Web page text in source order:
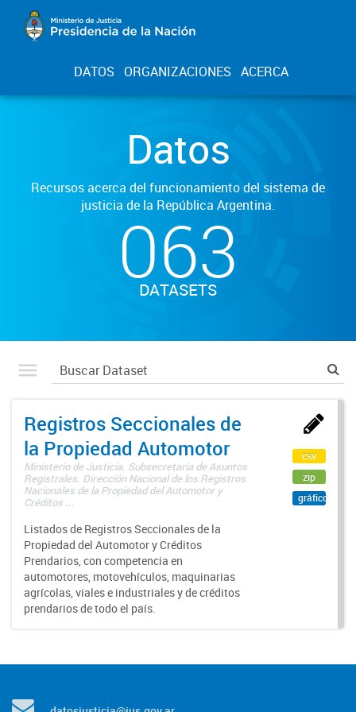
DATOS ORGANIZACIONES ACERCA
Datos
Recursos acerca del funcionamiento del sistema de
justicia de la República Argentina.
063
DATASETS
Registros Seccionales de
la Propiedad Automotor
Ministerio de Justicia. Subsecretaría de Asuntos
Registrales. Dirección Nacional de los Registros
Nacionales de la Propiedad del Automotor y
Créditos ...
Listados de Registros Seccionales de la
Propiedad del Automotor y Créditos
Prendarios, con competencia en
automotores, motovehículos, maquinarias
agrícolas, viales e industriales y de créditos
prendarios de todo el país.
csv
zip
gráfico